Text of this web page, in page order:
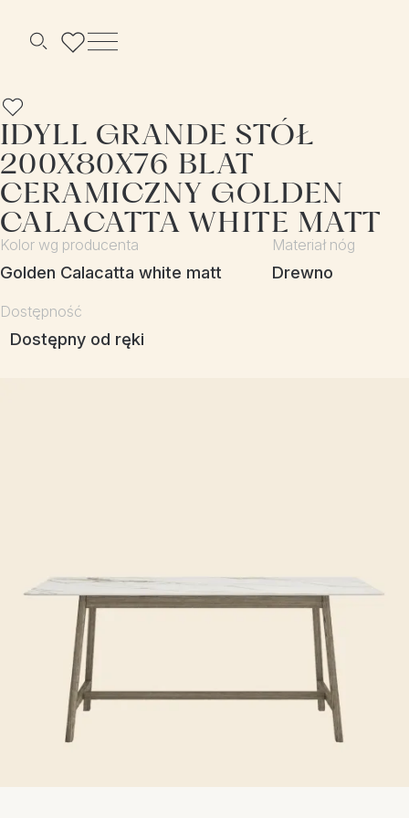
Szukaj Menu
IDYLL GRANDE STÓŁ
200X80X76 BLAT
CERAMICZNY GOLDEN
CALACATTA WHITE MATT
Kolor wg producenta
Golden Calacatta white matt
Materiał nóg
drewno
Dostępność
Dostępny od ręki